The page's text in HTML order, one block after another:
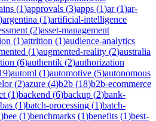
(1)approvals (3)apps (1)ar(1)ar-
)argentina (1)artificial-intelligence
(2)asset-management
(1)attrition (1)audience-analytics
(1)augmented-reality (2)australia
(6)authentik (2)authorization
)automl (1)automotive (5)autonomous
(2)azure (4)b2b (18)b2b-ecommerce
(1)backend (6)backup (2)bank-
bas (1)batch-processing (1)batch-
)bee (1)benchmarks (1)benefits (1)best-